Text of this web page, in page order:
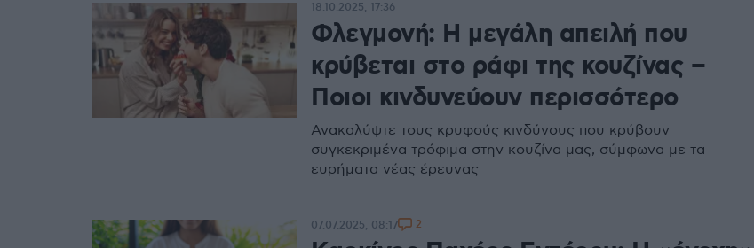
Φλεγμονή: Η μεγάλη απειλή που
κρύβεται στο ράφι της κουζίνας –
Ποιοι κινδυνεύουν περισσότερο
Ανακαλύψτε τους κρυφούς κινδύνους που κρύβουν
συγκεκριμένα τρόφιμα στην κουζίνα μας, σύμφωνα με τα
ευρήματα νέας έρευνας
18.10.2025, 17:36
07.07.2025, 08:17 2